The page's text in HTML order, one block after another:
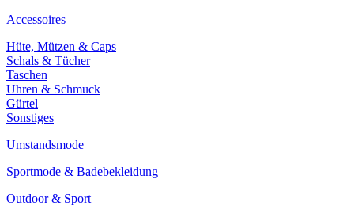
Accessoires
Hüte, Mützen & Caps
Schals & Tücher
Taschen
Uhren & Schmuck
Gürtel
Sonstiges
Umstandsmode
Sportmode & Badebekleidung
Outdoor & Sport